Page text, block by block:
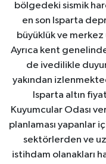
bölgedeki sismik
en son Isparta
büyüklük ve merkez
Ayrıca kent
de ivedilikle
yakından
Isparta altın
Kuyumcular Odası
planlaması yapanlar
sektörlerden ve
istihdam olanakları